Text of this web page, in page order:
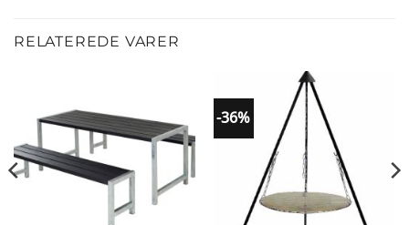
RELATEREDE VARER
-36%